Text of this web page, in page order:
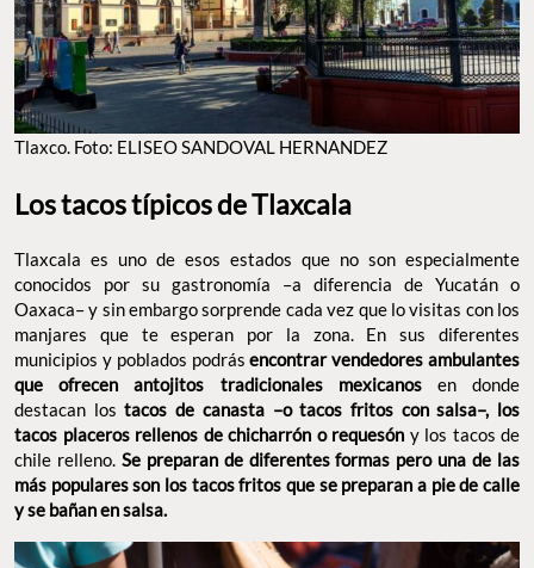
Tlaxco. Foto: ELISEO SANDOVAL HERNANDEZ
Los tacos típicos de Tlaxcala
Tlaxcala es uno de esos estados que no son especialmente
conocidos por su gastronomía –a diferencia de Yucatán o
Oaxaca– y sin embargo sorprende cada vez que lo visitas con los
manjares que te esperan por la zona. En sus diferentes
municipios y poblados podrás encontrar vendedores ambulantes
que ofrecen antojitos tradicionales mexicanos en donde
destacan los tacos de canasta –o tacos fritos con salsa–, los
tacos placeros rellenos de chicharrón o requesón y los tacos de
chile relleno. Se preparan de diferentes formas pero una de las
más populares son los tacos fritos que se preparan a pie de calle
y se bañan en salsa.